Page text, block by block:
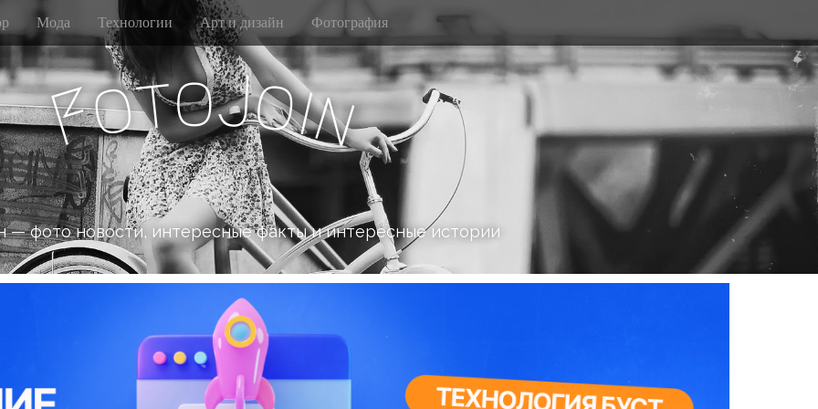
Мода Технологии Арт и дизайн Фотография
FotoJoi
n
— фото новости, интересные факты и интересные истории